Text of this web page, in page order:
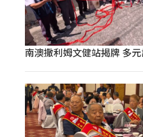
南澳撒利姆文健站揭牌 多